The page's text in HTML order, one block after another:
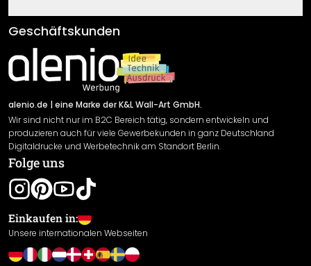
Klebe- und Montageanleitungen
Newsletter An-/Abmeldung
Sendungsverfolgung
AGB
Impressum
Versand & Zahlung
Rücksendung
Widerrufsrecht
Datenschutzerklärung
Gewährleistung
Leistungserklärung / CE-Zeichen
Cookie Einstellungen
Geschäftskunden
alenio.de | eine Marke der K&L Wall-Art GmbH.
Wir sind nicht nur im B2C Bereich tätig, sondern entwickeln und
produzieren auch für viele Gewerbekunden in ganz Deutschland
Digitaldrucke und Werbetechnik am Standort Berlin.
Folge uns
Einkaufen in:
Unsere internationalen Webseiten